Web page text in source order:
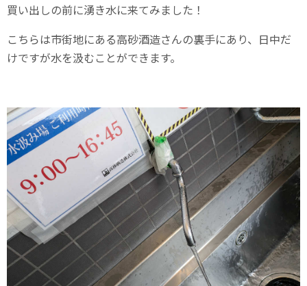
買い出しの前に湧き水に来てみました！
こちらは市街地にある高砂酒造さんの裏手にあり、日中だ
けですが水を汲むことができます。